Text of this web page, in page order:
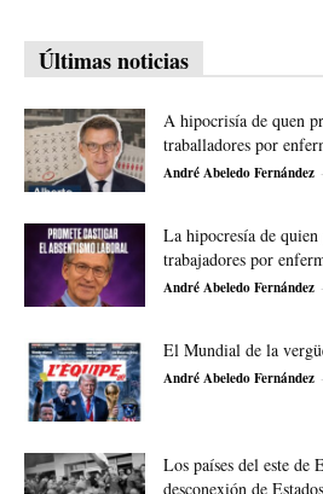
Últimas noticias
A hipocrisía de quen
traballadores por
André Abeledo Fernández -
La hipocresía de
trabajadores por
André Abeledo Fernández -
El Mundial de la
André Abeledo Fernández -
Los países del este de
desconexión de